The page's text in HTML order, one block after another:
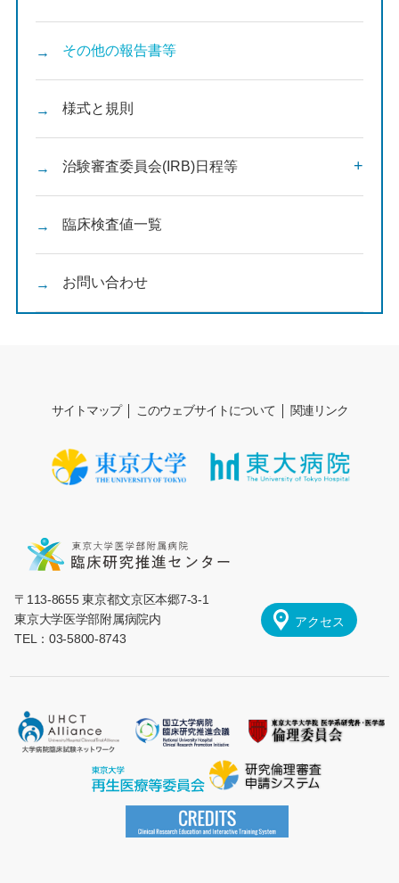
その他の報告書等
様式と規則
治験審査委員会(IRB)日程等
臨床検査値一覧
お問い合わせ
サイトマップ このウェブサイトについて 関連リンク
〒113-8655 東京都文京区本郷7-3-1
東京大学医学部附属病院内
TEL：03-5800-8743
アクセス